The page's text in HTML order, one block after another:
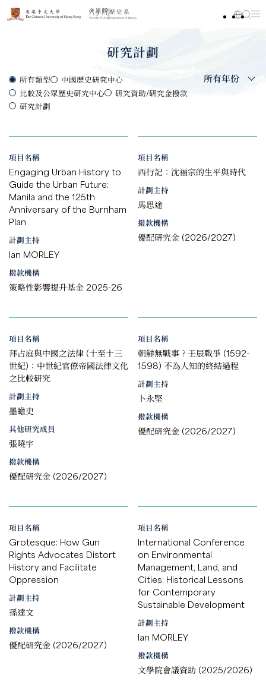
研究計劃
所有類型
中國歷史研究中心
比較及公眾歷史研究中心
研究資助/研究金撥款
研究計劃
所有年份
項目名稱
Engaging Urban History to
Guide the Urban Future:
Manila and the 125th
Anniversary of the Burnham
Plan
計劃主持
Ian MORLEY
撥款機構
策略性影響提升基金 2025-26
項目名稱
西行記：沈福宗的生平與時代
計劃主持
馬思途
撥款機構
優配研究金 (2026/2027)
項目名稱
拜占庭與中國之法律 (十至十三
世紀)：中世紀官僚帝國法律文化
之比較研究
計劃主持
墨瞻史
其他研究成員
張曉宇
撥款機構
優配研究金 (2026/2027)
項目名稱
朝鮮無戰事？壬辰戰爭 (1592-
1598) 不為人知的終結過程
計劃主持
卜永堅
撥款機構
優配研究金 (2026/2027)
項目名稱
Grotesque: How Gun
Rights Advocates Distort
History and Facilitate
Oppression
計劃主持
孫達文
撥款機構
優配研究金 (2026/2027)
項目名稱
International Conference
on Environmental
Management, Land, and
Cities: Historical Lessons
for Contemporary
Sustainable Development
計劃主持
Ian MORLEY
撥款機構
文學院會議資助 (2025/2026)